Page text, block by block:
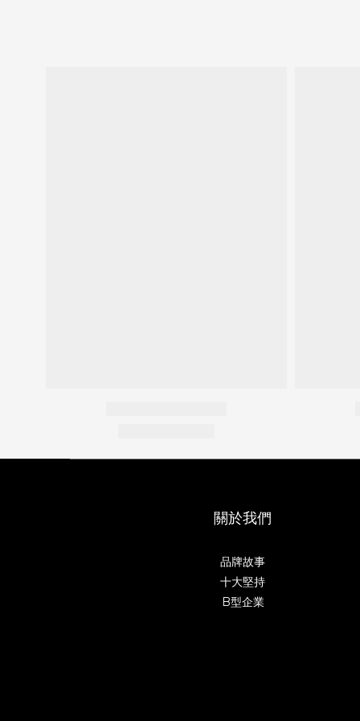
關於我們
品牌故事
十大堅持
B型企業